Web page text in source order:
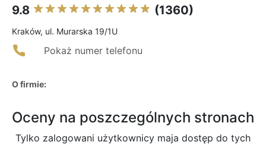
9.8 (1360)
Kraków, ul. Murarska 19/1U
Pokaż numer telefonu
O firmie:
Oceny na poszczególnych stronach
Tylko zalogowani użytkownicy maja dostęp do tych